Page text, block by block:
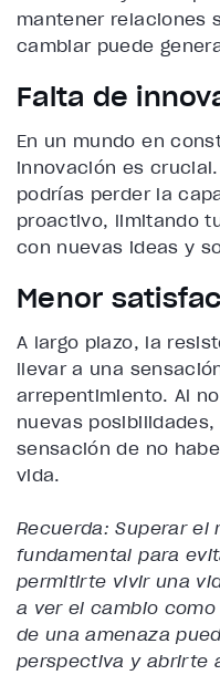
mantener relaciones
cambiar puede
Falta de
En un mundo en
innovación es
podrías perder la
proactivo, limitando
con nuevas ideas y
Menor
A largo plazo, la
llevar a una
arrepentimiento. Al
nuevas
sensación de no
vida.
Recuerda: Superar el
fundamental para
permitirte vivir una
a ver el cambio
de una amenaza
perspectiva y abrirte